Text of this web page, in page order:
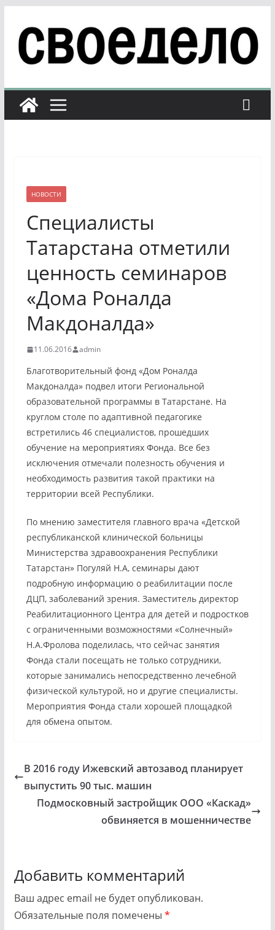
содержимому
НОВОСТИ
Специалисты
Татарстана отметили
ценность семинаров
«Дома Роналда
Макдоналда»
11.06.2016 admin
Благотворительный фонд «Дом Роналда
Макдоналда» подвел итоги Региональной
образовательной программы в Татарстане. На
круглом столе по адаптивной педагогике
встретились 46 специалистов, прошедших
обучение на мероприятиях Фонда. Все без
исключения отмечали полезность обучения и
необходимость развития такой практики на
территории всей Республики.
По мнению заместителя главного врача «Детской
республиканской клинической больницы
Министерства здравоохранения Республики
Татарстан» Погуляй Н.А, семинары дают
подробную информацию о реабилитации после
ДЦП, заболеваний зрения. Заместитель директор
Реабилитационного Центра для детей и подростков
с ограниченными возможностями «Солнечный»
Н.А.Фролова поделилась, что сейчас занятия
Фонда стали посещать не только сотрудники,
которые занимались непосредственно лечебной
физической культурой, но и другие специалисты.
Мероприятия Фонда стали хорошей площадкой
для обмена опытом.
В 2016 году Ижевский автозавод планирует
выпустить 90 тыс. машин
Подмосковный застройщик ООО «Каскад»
обвиняется в мошенничестве
Добавить комментарий
Ваш адрес email не будет опубликован.
Обязательные поля помечены *